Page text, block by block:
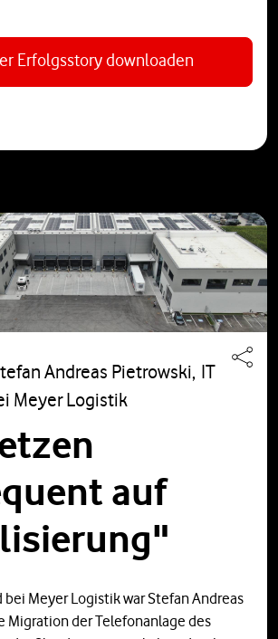
Erfolgsstory downloaden
Andreas Pietrowski, IT
Meyer Logistik
auf
bei Meyer Logistik war Stefan Andreas
Migration der Telefonanlage des